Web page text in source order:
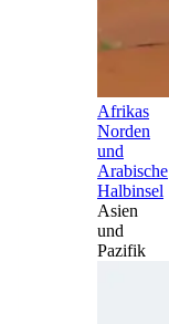
Afrikas
Norden
und
Arabische
Halbinsel
Asien
und
Pazifik